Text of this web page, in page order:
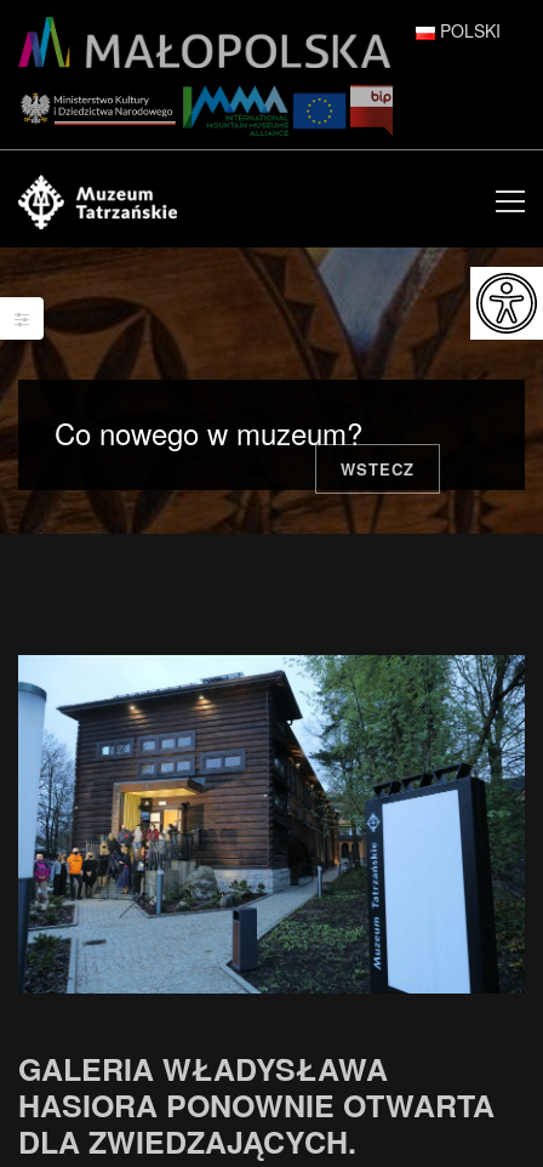
POLSKI
ENGLISH
ESPAÑOL
FRANÇAIS
ITALIANO
日本語
Co nowego w muzeum?
WSTECZ
GALERIA WŁADYSŁAWA
HASIORA PONOWNIE OTWARTA
DLA ZWIEDZAJĄCYCH.